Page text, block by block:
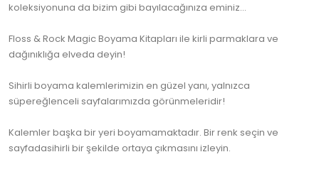
koleksiyonuna da bizim gibi bayılacağınıza eminiz...
Floss & Rock Magic Boyama Kitapları ile kirli parmaklara ve
dağınıklığa elveda deyin!
Sihirli boyama kalemlerimizin en güzel yanı, yalnızca
süpereğlenceli sayfalarımızda görünmeleridir!
Kalemler başka bir yeri boyamamaktadır. Bir renk seçin ve
sayfadasihirli bir şekilde ortaya çıkmasını izleyin.